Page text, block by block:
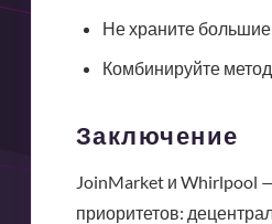
Не храните
Комбинируйте
Заключение
JoinMarket и Whirlpool
приоритетов: